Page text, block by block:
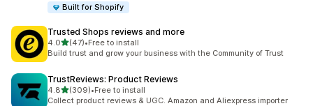
Built for Shopify
Trusted Shops reviews and more
4.0เต็ม 5 ดาว
(47)
ทั้งหมด 47 รีวิว
•Free to install
Build trust and grow your business with the Community of Trust
TrustReviews: Product Reviews
4.8เต็ม 5 ดาว
(309)
ทั้งหมด 309 รีวิว
•Free to install
Collect product reviews & UGC. Amazon and Aliexpress importer